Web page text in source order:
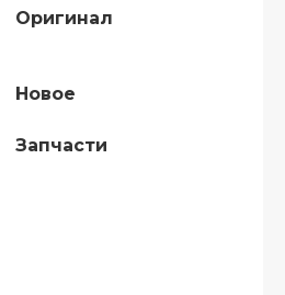
Оригинал
Новое
Запчасти